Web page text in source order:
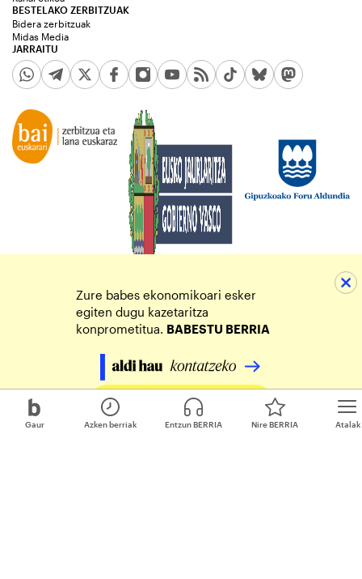
Gaur Atalak
Azken berriak Entzun BERRIA Nire BERRIA
JARRAITU
BESTELAKO ZERBITZUAK
Bidera zerbitzuak
Midas Media
Zure babes ekonomikoari esker
egiten dugu kazetaritza
konprometitua. BABESTU BERRIA
Egin zure ekarpena